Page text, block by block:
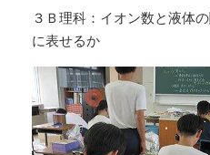
３Ｂ理科：イオン数と液体
に表せるか